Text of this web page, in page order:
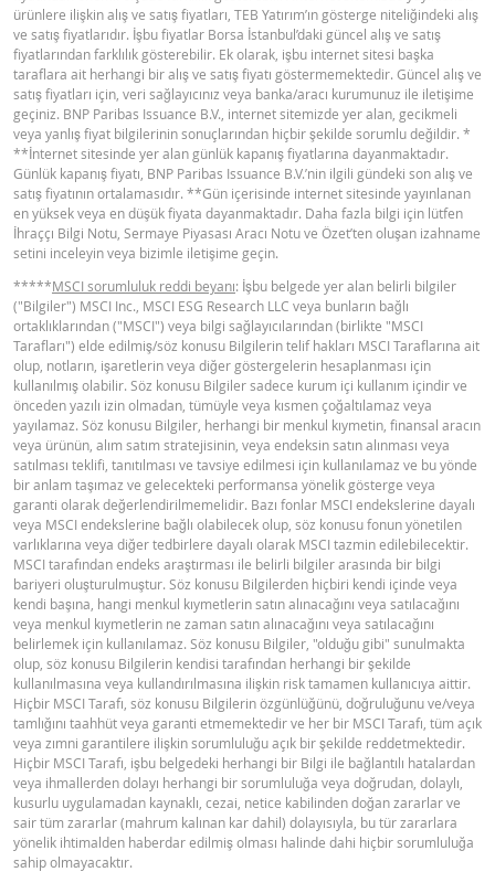
YASAL DOKÜMANLAR
BNPP SPK ONAYLI OZET (17 MART
2026 IHRACI)
PDF
BNPP SPK ONAYLI SERMAYE PIYASASI
ARACI NOTU (17 MART 2026 IHRACI) 1
PDF
BNPP SPK ONAYLI SERMAYE PIYASASI
ARACI NOTU (17 MART 2026 IHRACI) 2
BNPP SPK ONAYLI SERMAYE PIYASASI
ARACI NOTU (17 MART 2026 IHRACI) 3
PDF
FIYAT BILGISI
Latest Product Quotes CSV
ürünlere ilişkin alış ve satış fiyatları, TEB Yatırım’ın gösterge niteliğindeki alış
ve satış fiyatlarıdır. İşbu fiyatlar Borsa İstanbul’daki güncel alış ve satış
fiyatlarından farklılık gösterebilir. Ek olarak, işbu internet sitesi başka
taraflara ait herhangi bir alış ve satış fiyatı göstermemektedir. Güncel alış ve
satış fiyatları için, veri sağlayıcınız veya banka/aracı kurumunuz ile iletişime
geçiniz. BNP Paribas Issuance B.V., internet sitemizde yer alan, gecikmeli
veya yanlış fiyat bilgilerinin sonuçlarından hiçbir şekilde sorumlu değildir. *
**İnternet sitesinde yer alan günlük kapanış fiyatlarına dayanmaktadır.
Günlük kapanış fiyatı, BNP Paribas Issuance B.V.’nin ilgili gündeki son alış ve
satış fiyatının ortalamasıdır. **Gün içerisinde internet sitesinde yayınlanan
en yüksek veya en düşük fiyata dayanmaktadır. Daha fazla bilgi için lütfen
İhraççı Bilgi Notu, Sermaye Piyasası Aracı Notu ve Özet’ten oluşan izahname
setini inceleyin veya bizimle iletişime geçin.
*****MSCI sorumluluk reddi beyanı: İşbu belgede yer alan belirli bilgiler
("Bilgiler") MSCI Inc., MSCI ESG Research LLC veya bunların bağlı
ortaklıklarından ("MSCI") veya bilgi sağlayıcılarından (birlikte "MSCI
Tarafları") elde edilmiş/söz konusu Bilgilerin telif hakları MSCI Taraflarına ait
olup, notların, işaretlerin veya diğer göstergelerin hesaplanması için
kullanılmış olabilir. Söz konusu Bilgiler sadece kurum içi kullanım içindir ve
önceden yazılı izin olmadan, tümüyle veya kısmen çoğaltılamaz veya
yayılamaz. Söz konusu Bilgiler, herhangi bir menkul kıymetin, finansal aracın
veya ürünün, alım satım stratejisinin, veya endeksin satın alınması veya
satılması teklifi, tanıtılması ve tavsiye edilmesi için kullanılamaz ve bu yönde
bir anlam taşımaz ve gelecekteki performansa yönelik gösterge veya
garanti olarak değerlendirilmemelidir. Bazı fonlar MSCI endekslerine dayalı
veya MSCI endekslerine bağlı olabilecek olup, söz konusu fonun yönetilen
varlıklarına veya diğer tedbirlere dayalı olarak MSCI tazmin edilebilecektir.
MSCI tarafından endeks araştırması ile belirli bilgiler arasında bir bilgi
bariyeri oluşturulmuştur. Söz konusu Bilgilerden hiçbiri kendi içinde veya
kendi başına, hangi menkul kıymetlerin satın alınacağını veya satılacağını
veya menkul kıymetlerin ne zaman satın alınacağını veya satılacağını
belirlemek için kullanılamaz. Söz konusu Bilgiler, "olduğu gibi" sunulmakta
olup, söz konusu Bilgilerin kendisi tarafından herhangi bir şekilde
kullanılmasına veya kullandırılmasına ilişkin risk tamamen kullanıcıya aittir.
Hiçbir MSCI Tarafı, söz konusu Bilgilerin özgünlüğünü, doğruluğunu ve/veya
tamlığını taahhüt veya garanti etmemektedir ve her bir MSCI Tarafı, tüm açık
veya zımni garantilere ilişkin sorumluluğu açık bir şekilde reddetmektedir.
Hiçbir MSCI Tarafı, işbu belgedeki herhangi bir Bilgi ile bağlantılı hatalardan
veya ihmallerden dolayı herhangi bir sorumluluğa veya doğrudan, dolaylı,
kusurlu uygulamadan kaynaklı, cezai, netice kabilinden doğan zararlar ve
sair tüm zararlar (mahrum kalınan kar dahil) dolayısıyla, bu tür zararlara
yönelik ihtimalden haberdar edilmiş olması halinde dahi hiçbir sorumluluğa
sahip olmayacaktır.